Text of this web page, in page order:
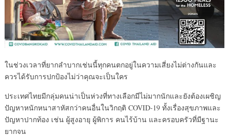
ในช่วงเวลาที่ยากลำบากเช่นนี้ทุกคนตกอยู่ในความเสี่ยงไม่ต่างกันและ
ควรได้รับการปกป้องไม่ว่าคุณจะเป็นใคร
ประเทศไทยมีกลุ่มคนน่าเป็นห่วงที่ทางเลือกมีไม่มากนักและยังต้องเผชิญ
ปัญหาหนักหนาสาหัสกว่าคนอื่นในวิกฤติ COVID-19 ทั้งเรื่องสุขภาพและ
ปัญหาปากท้อง เช่น ผู้สูงอายุ ผู้พิการ คนไร้บ้าน และครอบครัวที่มีฐานะ
ยากจน